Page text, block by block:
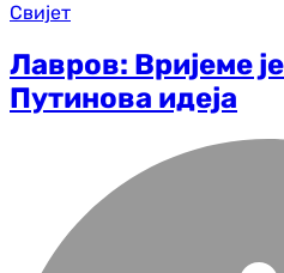
Свијет
Лавров: Вријеме
Путинова идеја